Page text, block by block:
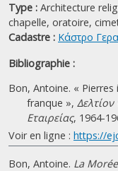
Type : Architecture
chapelle, oratoire,
Cadastre : Κάστρο
Bibliographie :
Bon, Antoine. «
franque », Δελτίον
Εταιρείας, 1964-
Voir en ligne : https://
Bon, Antoine. La